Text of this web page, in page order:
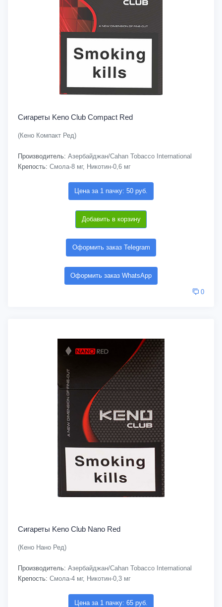
Сигареты Keno Club Compact Red
(Кено Компакт Ред)
Производитель: Азербайджан/Cahan Tobacco International
Крепость: Смола-8 мг, Никотин-0,6 мг
Цена за 1 пачку: 50 руб.
Добавить в корзину
Оформить заказ Telegram
Оформить заказ WhatsApp
0
Сигареты Keno Club Nano Red
(Кено Нано Ред)
Производитель: Азербайджан/Cahan Tobacco International
Крепость: Смола-4 мг, Никотин-0,3 мг
Цена за 1 пачку: 65 руб.